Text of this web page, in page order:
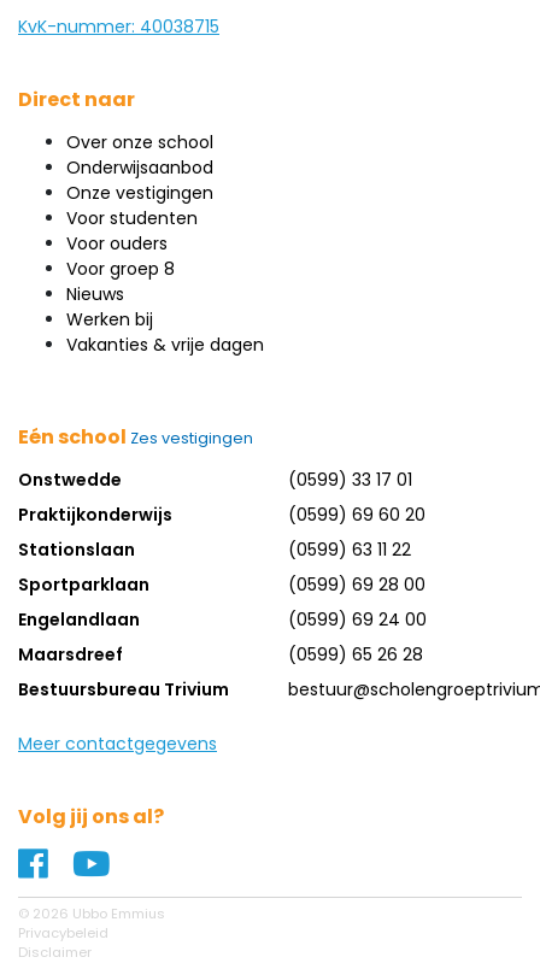
KvK-nummer: 40038715
Direct naar
Over onze school
Onderwijsaanbod
Onze vestigingen
Voor studenten
Voor ouders
Voor groep 8
Nieuws
Werken bij
Vakanties & vrije dagen
Eén school Zes vestigingen
Onstwedde
(0599) 33 17 01
Praktijkonderwijs
(0599) 69 60 20
Stationslaan
(0599) 63 11 22
Sportparklaan
(0599) 69 28 00
Engelandlaan
(0599) 69 24 00
Maarsdreef
(0599) 65 26 28
Bestuursbureau Trivium
Meer contactgegevens
Volg jij ons al?
Naar ons Facebook profiel
© 2026 Ubbo Emmius
Privacybeleid
Disclaimer